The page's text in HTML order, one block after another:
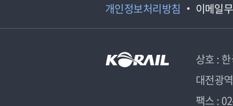
개인정보처리방침 이메일
상호 :
대전광
팩스 :